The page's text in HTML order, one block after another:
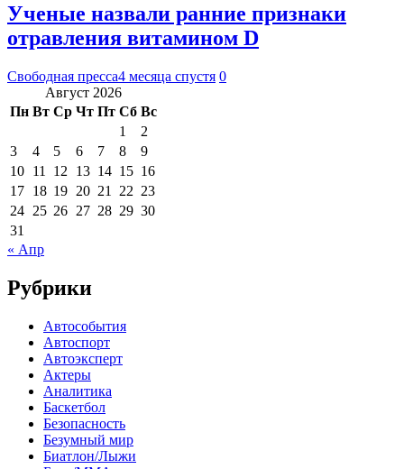
Ученые назвали ранние признаки
отравления витамином D
Свободная пресса4 месяца спустя 0
Август 2026
Пн Вт Ср Чт Пт Сб Вс
1
2
3
4 5 6 7 8
9
10 11 12 13 14 15 16
17 18 19 20 21 22 23
24 25 26 27 28 29 30
31
« Апр
Рубрики
Автособытия
Автоспорт
Автоэксперт
Актеры
Аналитика
Баскетбол
Безопасность
Безумный мир
Биатлон/Лыжи